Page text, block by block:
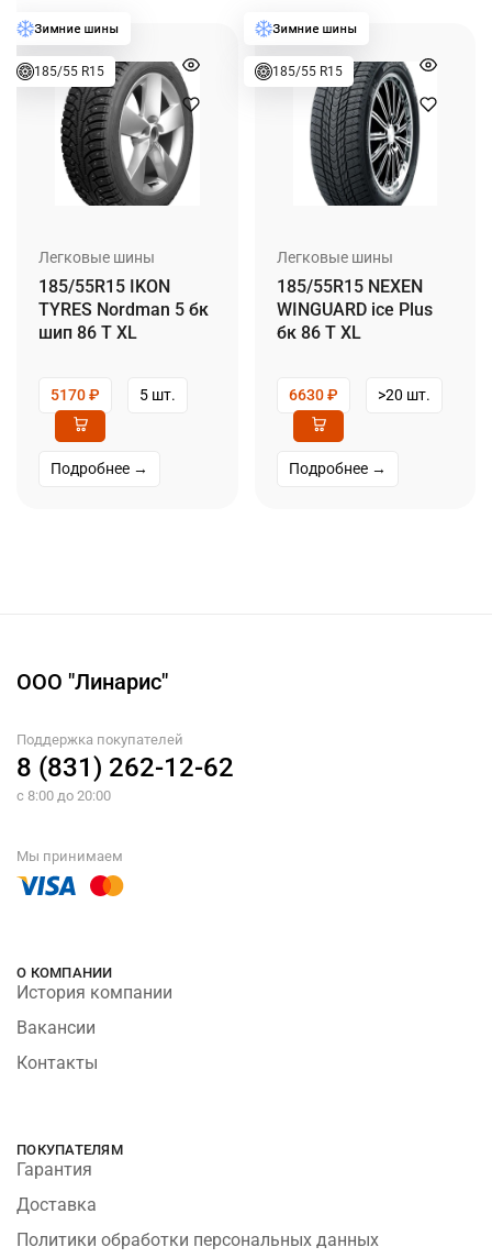
185/55 R15
Легковые шины
185/55R15 IKON
TYRES Nordman 5 бк
шип 86 T XL
5170₽ 5 шт.
Подробнее →
185/55 R15
Легковые шины
185/55R15 NEXEN
WINGUARD ice Plus
бк 86 T XL
6630₽ >20 шт.
Подробнее →
ООО "Линарис"
Поддержка покупателей
8 (831) 262-12-62
с 8:00 до 20:00
Мы принимаем
О КОМПАНИИ
История компании
Вакансии
Контакты
ПОКУПАТЕЛЯМ
Гарантия
Доставка
Политики обработки персональных данных